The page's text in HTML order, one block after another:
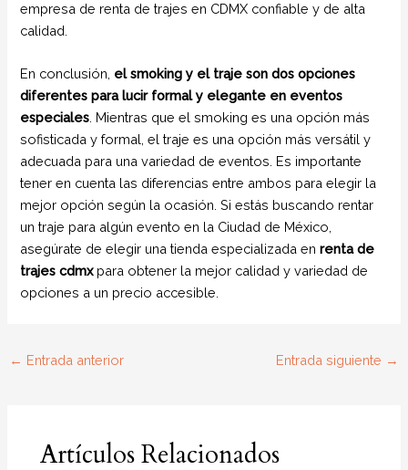
empresa de renta de trajes en CDMX confiable y de alta
calidad.
En conclusión, el smoking y el traje son dos opciones
diferentes para lucir formal y elegante en eventos
especiales . Mientras que el smoking es una opción más
sofisticada y formal, el traje es una opción más versátil y
adecuada para una variedad de eventos. Es importante
tener en cuenta las diferencias entre ambos para elegir la
mejor opción según la ocasión. Si estás buscando rentar
un traje para algún evento en la Ciudad de México,
asegúrate de elegir una tienda especializada enrenta de
trajes cdmxpara obtener la mejor calidad y variedad de
opciones a un precio accesible.
← Entrada anterior Entrada siguiente →
Artículos Relacionados